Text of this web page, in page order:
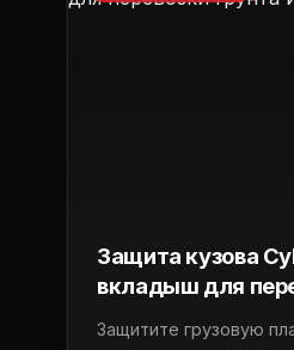
Защита кузова
вкладыш для
Защитите грузовую